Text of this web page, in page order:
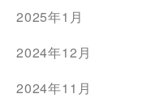
2025年1月
2024年12月
2024年11月